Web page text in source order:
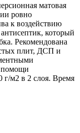
матовая
ровно
к воздействию
который
Рекомендована
плит, ДСП и
помощи
г/м2 в 2 слоя. Время